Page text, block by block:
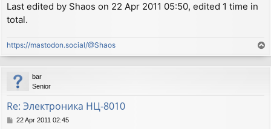
Last edited by Shaos on 22 Apr 2011 05:50, edited 1 time in
total.
https://mastodon.social/@Shaos
o
p
bar
Senior
Re: Электроника НЦ-8010
P22 Apr 2011 02:45